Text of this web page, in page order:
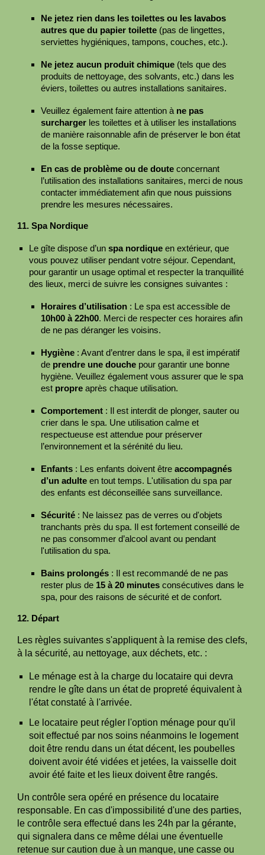
Ne jetez rien dans les toilettes ou les lavabos
autres que du papier toilette (pas de lingettes,
serviettes hygiéniques, tampons, couches, etc.).
Ne jetez aucun produit chimique (tels que des
produits de nettoyage, des solvants, etc.) dans les
éviers, toilettes ou autres installations sanitaires.
Veuillez également faire attention à ne pas
surcharger les toilettes et à utiliser les installations
de manière raisonnable afin de préserver le bon état
de la fosse septique.
En cas de problème ou de doute concernant
l’utilisation des installations sanitaires, merci de nous
contacter immédiatement afin que nous puissions
prendre les mesures nécessaires.
11. Spa Nordique
Le gîte dispose d’unspa nordique en extérieur, que
vous pouvez utiliser pendant votre séjour. Cependant,
pour garantir un usage optimal et respecter la tranquillité
des lieux, merci de suivre les consignes suivantes :
Horaires d’utilisation : Le spa est accessible de
10h00 à 22h00. Merci de respecter ces horaires afin
de ne pas déranger lesvoisins.
Hygiène : Avant d’entrer dans le spa, il est impératif
de prendre une douche pour garantir une bonne
hygiène. Veuillez également vous assurer que le spa
est propre après chaque utilisation.
Comportement : Il est interdit de plonger, sauter ou
crier dans le spa. Une utilisation calme et
respectueuse est attendue pour préserver
l’environnement et la sérénité du lieu.
Enfants : Les enfants doivent êtreaccompagnés
d’un adulte en tout temps. L'utilisation du spa par
des enfants est déconseillée sans surveillance.
Sécurité : Ne laissez pas de verres ou d'objets
tranchants près du spa. Il est fortement conseillé de
ne pas consommer d’alcool avant ou pendant
l'utilisation du spa.
Bains prolongés : Il est recommandé de ne pas
rester plus de 15 à 20 minutes consécutives dans le
spa, pour des raisons de sécurité et de confort.
12. Départ
Les règles suivantes s'appliquent à la remise des clefs,
à la sécurité, au nettoyage, aux déchets, etc. :
Le ménage est à la charge du locataire qui devra
rendre le gîte dans un état de propreté équivalent à
l'état constaté à l'arrivée.
Le locataire peut régler l'option ménage pour qu'il
soit effectué par nos soins néanmoins le logement
doit être rendu dans un état décent, les poubelles
doivent avoir été vidées et jetées, la vaisselle doit
avoir été faite et les lieux doivent être rangés.
Un contrôle sera opéré en présence du locataire
responsable. En cas d'impossibilité d'une des parties,
le contrôle sera effectué dans les 24h par la gérante,
qui signalera dans ce même délai une éventuelle
retenue sur caution due à un manque, une casse ou